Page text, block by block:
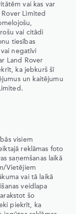
vai kas var
Limited
vai citādi
tiesības
negatīvi
Land Rover
ka jebkurš šī
un kaitējumu
visiem
reklāmas foto
saņemšanas laikā
Vietējiem
vai tā laikā
veidlapa
šo
piekrīt, ka